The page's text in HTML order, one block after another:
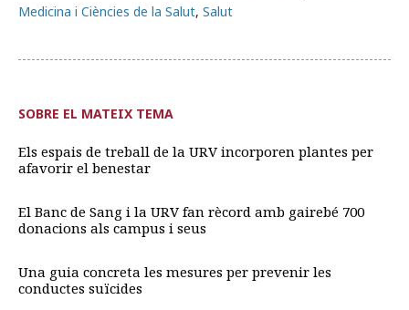
Medicina i Ciències de la Salut, Salut
SOBRE EL MATEIX TEMA
Els espais de treball de la URV incorporen plantes per
afavorir el benestar
El Banc de Sang i la URV fan rècord amb gairebé 700
donacions als campus i seus
Una guia concreta les mesures per prevenir les
conductes suïcides